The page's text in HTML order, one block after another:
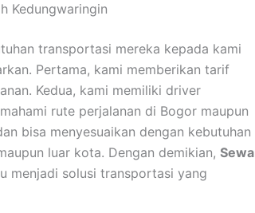
Kedungwaringin
transportasi mereka kepada kami
Pertama, kami memberikan tarif
Kedua, kami memiliki driver
rute perjalanan di Bogor maupun
bisa menyesuaikan dengan kebutuhan
luar kota. Dengan demikian, Sewa
menjadi solusi transportasi yang